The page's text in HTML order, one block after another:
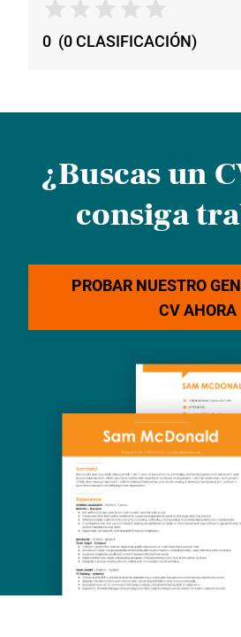
0 (0CLASIFICACIÓN)
¿Buscas un
consiga
PROBAR NUESTRO
CV AHORA